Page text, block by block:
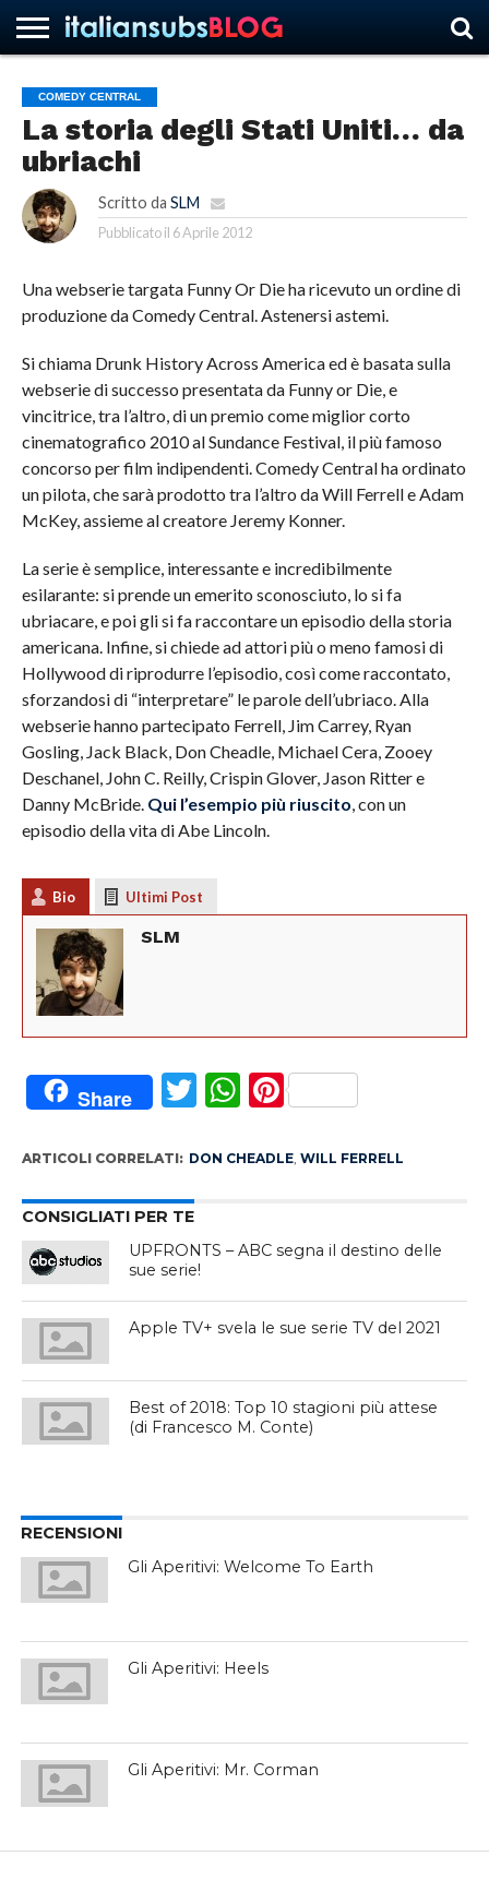
HOME
NEWS
ASCOLTI
RECENSIONI
INTERVISTE
CURIOSITÀ
CHI
SIAMO
CONTATTACI
FORUM
ITALIANSUBS
COMEDY CENTRAL
La storia degli Stati Uniti… da
ubriachi
Scritto da SLM
Pubblicato il 6 Aprile 2012
Una webserie targata Funny Or Die ha ricevuto un ordine di
produzione da Comedy Central. Astenersi astemi.
Si chiama Drunk History Across America ed è basata sulla
webserie di successo presentata da Funny or Die, e
vincitrice, tra l’altro, di un premio come miglior corto
cinematografico 2010 al Sundance Festival, il più famoso
concorso per film indipendenti. Comedy Central ha ordinato
un pilota, che sarà prodotto tra l’altro da Will Ferrell e Adam
McKey, assieme al creatore Jeremy Konner.
La serie è semplice, interessante e incredibilmente
esilarante: si prende un emerito sconosciuto, lo si fa
ubriacare, e poi gli si fa raccontare un episodio della storia
americana. Infine, si chiede ad attori più o meno famosi di
Hollywood di riprodurre l’episodio, così come raccontato,
sforzandosi di “interpretare” le parole dell’ubriaco. Alla
webserie hanno partecipato Ferrell, Jim Carrey, Ryan
Gosling, Jack Black, Don Cheadle, Michael Cera, Zooey
Deschanel, John C. Reilly, Crispin Glover, Jason Ritter e
Danny McBride. Qui l’esempio più riuscito, con un
episodio della vita di Abe Lincoln.
Bio Ultimi Post
SLM
Share Twitter
WhatsApp
Pinterest
ARTICOLI CORRELATI: DON CHEADLE, WILL FERRELL
CONSIGLIATI PER TE
UPFRONTS – ABC segna il destino delle
sue serie!
Apple TV+ svela le sue serie TV del 2021
Best of 2018: Top 10 stagioni più attese
(di Francesco M. Conte)
RECENSIONI
Gli Aperitivi: Welcome To Earth
Gli Aperitivi: Heels
Gli Aperitivi: Mr. Corman